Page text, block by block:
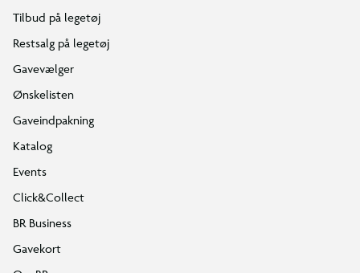
Tilbud på legetøj
Restsalg på legetøj
Gavevælger
Ønskelisten
Gaveindpakning
Katalog
Events
Click&Collect
BR Business
Gavekort